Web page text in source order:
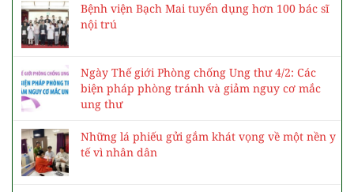
Bệnh viện Bạch Mai tuyển dụng hơn 100 bác sĩ
nội trú
Ngày Thế giới Phòng chống Ung thư 4/2: Các
biện pháp phòng tránh và giảm nguy cơ mắc
ung thư
Những lá phiếu gửi gắm khát vọng về một nền y
tế vì nhân dân